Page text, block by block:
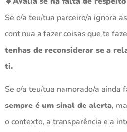
Se o/a teu/tua parceiro/a ignora
continua a fazer coisas que te
tenhas de reconsiderar se a
ti.
Se o/a teu/tua namorado/a ainda
sempre é um sinal de alerta,
o contexto, a transparência e a